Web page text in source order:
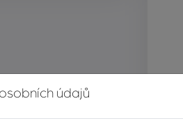
údajů